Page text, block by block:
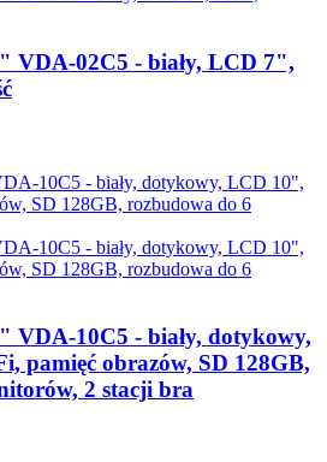
02C5 - biały, LCD 7",
10C5 - biały, dotykowy,
pamięć obrazów, SD 128GB,
2 stacji bra